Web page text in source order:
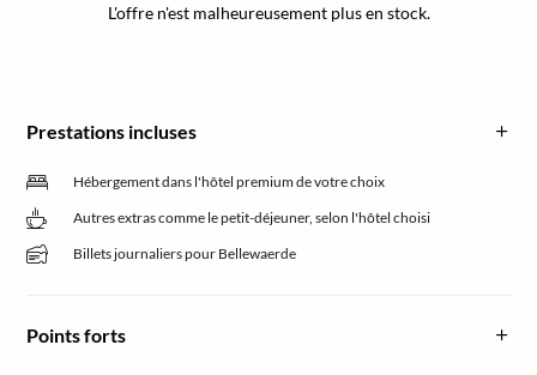
L'offre n'est malheureusement plus en stock.
Prestations incluses
Hébergement dans l'hôtel premium de votre choix
Autres extras comme le petit-déjeuner, selon l'hôtel choisi
Billets journaliers pour Bellewaerde
Points forts